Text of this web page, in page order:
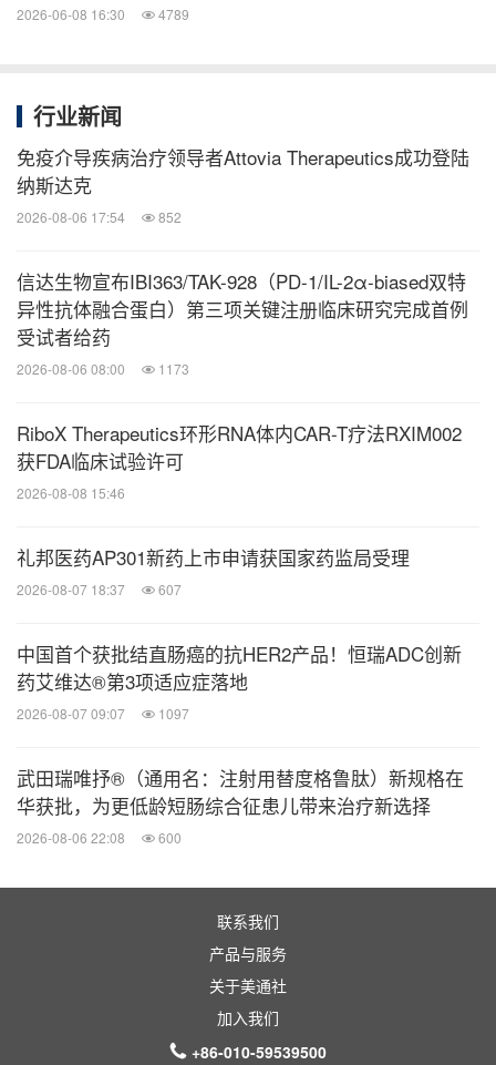
研发
前瞻性声明
述。这些表述本质上具有相当风险和不确定性。在使
用"预期"、"相信"、"预测"、"期望"、"打算"及其他类
似词语进行表述时，凡与本公司有关的，目的均是要
些预测性陈述。
这些前瞻性表述乃基于本公司管理层在做出表述时对
解。这些表述并非对未来发展的保证，会受到风险、
范围，难以预计。因此，受我们的业务、竞争环境、
政治、经济、法律和社会情况的未来变化及发展的影
响，实际结果可能会与前瞻性表述所含资料有较大差
本公司、本公司董事及雇员代理概不承担 (a) 更正或
更新本网站所载前瞻性表述的任何义务;及 (b) 若因任
何前瞻性表述不能实现或变成不正确而引致的任何责
2026-06-08 16:30 4789
行业新闻
免疫介导疾病治疗领导者Attovia Therapeutics成功登陆
纳斯达克
2026-08-06 17:54 852
信达生物宣布IBI363/TAK-928（PD-1/IL-2α-biased双特
异性抗体融合蛋白）第三项关键注册临床研究完成首例
受试者给药
2026-08-06 08:00 1173
RiboX Therapeutics环形RNA体内CAR-T疗法RXIM002
获FDA临床试验许可
2026-08-08 15:46
礼邦医药AP301新药上市申请获国家药监局受理
2026-08-07 18:37 607
中国首个获批结直肠癌的抗HER2产品！恒瑞ADC创新
药艾维达®第3项适应症落地
2026-08-07 09:07 1097
武田瑞唯抒®（通用名：注射用替度格鲁肽）新规格在
华获批，为更低龄短肠综合征患儿带来治疗新选择
2026-08-06 22:08 600
联系我们
产品与服务
关于美通社
加入我们
+86-010-59539500